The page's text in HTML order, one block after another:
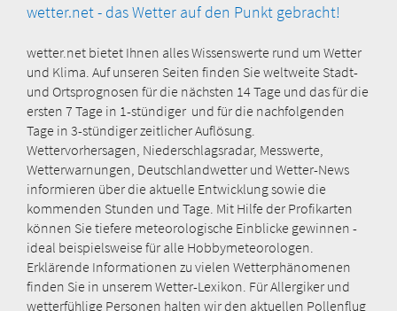
wetter.net - das Wetter auf den Punkt gebracht!
wetter.net bietet Ihnen alles Wissenswerte rund um Wetter
und Klima. Auf unseren Seiten finden Sie weltweite Stadt-
und Ortsprognosen für die nächsten 14 Tage und das für die
ersten 7 Tage in 1-stündiger und für die nachfolgenden
Tage in 3-stündiger zeitlicher Auflösung.
Wettervorhersagen, Niederschlagsradar, Messwerte,
Wetterwarnungen, Deutschlandwetter und Wetter-News
informieren über die aktuelle Entwicklung sowie die
kommenden Stunden und Tage. Mit Hilfe der Profikarten
können Sie tiefere meteorologische Einblicke gewinnen -
ideal beispielsweise für alle Hobbymeteorologen.
Erklärende Informationen zu vielen Wetterphänomenen
finden Sie in unserem Wetter-Lexikon. Für Allergiker und
wetterfühlige Personen halten wir den aktuellen Pollenflug